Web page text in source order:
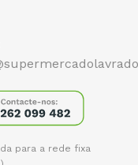
para a rede fixa